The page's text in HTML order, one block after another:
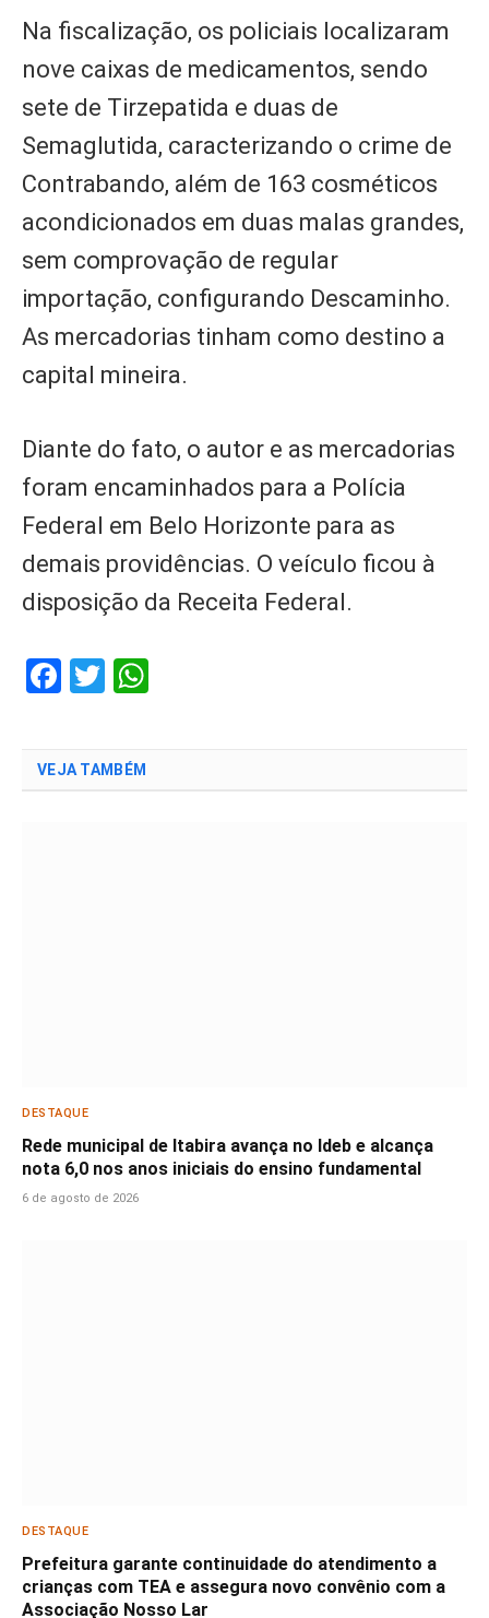
Na fiscalização, os policiais localizaram
nove caixas de medicamentos, sendo
sete de Tirzepatida e duas de
Semaglutida, caracterizando o crime de
Contrabando, além de 163 cosméticos
acondicionados em duas malas grandes,
sem comprovação de regular
importação, configurando Descaminho.
As mercadorias tinham como destino a
capital mineira.
Diante do fato, o autor e as mercadorias
foram encaminhados para a Polícia
Federal em Belo Horizonte para as
demais providências. O veículo ficou à
disposição da Receita Federal.
Facebook
Twitter
VEJA TAMBÉM
DESTAQUE
Rede municipal de Itabira avança no Ideb e alcança
nota 6,0 nos anos iniciais do ensino fundamental
6 de agosto de 2026
DESTAQUE
Prefeitura garante continuidade do atendimento a
crianças com TEA e assegura novo convênio com a
Associação Nosso Lar